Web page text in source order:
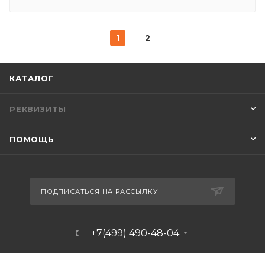
1 2
КАТАЛОГ
РЕКВИЗИТЫ
ПОМОЩЬ
ПОДПИСАТЬСЯ НА РАССЫЛКУ
+7(499) 490-48-04